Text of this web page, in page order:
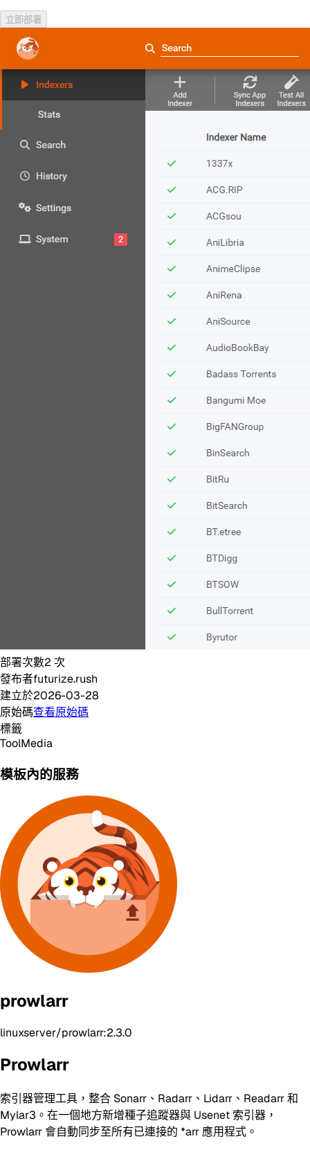
立即部署
部署次數2 次
發布者futurize.rush
建立於2026-03-28
原始碼查看原始碼
標籤
ToolMedia
模板內的服務
prowlarr
linuxserver/prowlarr:2.3.0
Prowlarr
索引器管理工具，整合 Sonarr、Radarr、Lidarr、Readarr 和
Mylar3。在一個地方新增種子追蹤器與 Usenet 索引器，
Prowlarr 會自動同步至所有已連接的 *arr 應用程式。